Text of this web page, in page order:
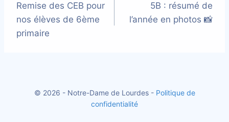
de
l’article
Remise des CEB pour
nos élèves de 6ème
primaire
5B : résumé de
l’année en photos 📸
© 2026 - Notre-Dame de Lourdes - Politique de
confidentialité